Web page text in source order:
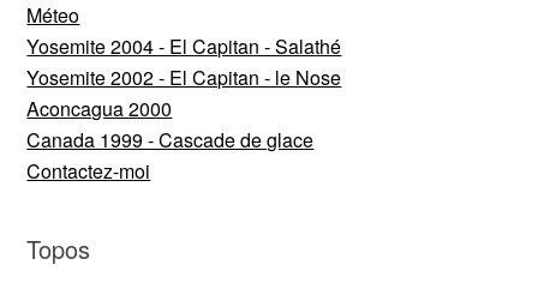
Méteo
Yosemite 2004 - El Capitan - Salathé
Yosemite 2002 - El Capitan - le Nose
Aconcagua 2000
Canada 1999 - Cascade de glace
Contactez-moi
Topos